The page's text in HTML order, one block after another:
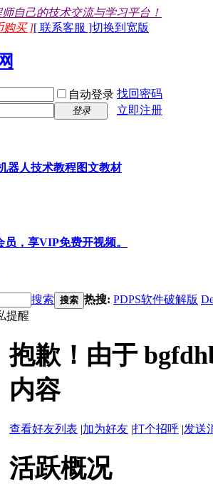
自己的技术交流与学习平台！
购买 ][ 联系客服 ]切换到宽版
自动登录 找回密码
登录
立即注册
器人技术教程图文教材
员，享VIP免费开视频。
搜索 搜索 热搜: PDPS软件破解版
提醒
抱歉！由于
内容
查看好友列表 |加为好友 |打个招呼 |发送
活跃概况